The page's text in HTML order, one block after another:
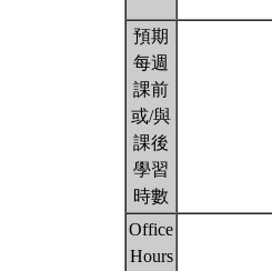
預期
每週
課前
或/與
課後
學習
時數
Office
Hours